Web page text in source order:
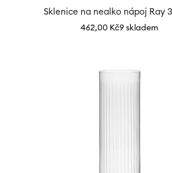
Sklenice na nealko nápoj Ray
462,00 Kč9 skladem